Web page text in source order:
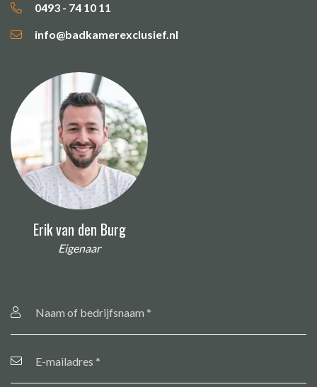
0493 - 74 10 11
info@badkamerexclusief.nl
Erik van den Burg
Eigenaar
of
mailadres *